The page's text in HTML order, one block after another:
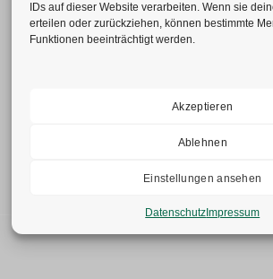
IDs auf dieser Website verarbeiten. Wenn sie
erteilen oder zurückziehen, können bestimmte
Funktionen beeinträchtigt werden.
Akzeptieren
Ablehnen
Einstellungen ansehen
Datenschutz Impressum
Geotechnisches Büro GmbH
Fax: +49(0)241-52 77 62